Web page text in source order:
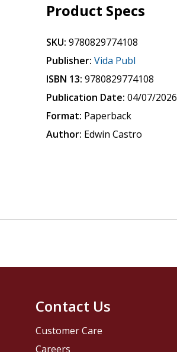
Product Specs
SKU: 9780829774108
Publisher: Vida Publ
ISBN 13: 9780829774108
Publication Date: 04/07/2026
Format: Paperback
Author: Edwin Castro
Contact Us
Customer Care
Careers